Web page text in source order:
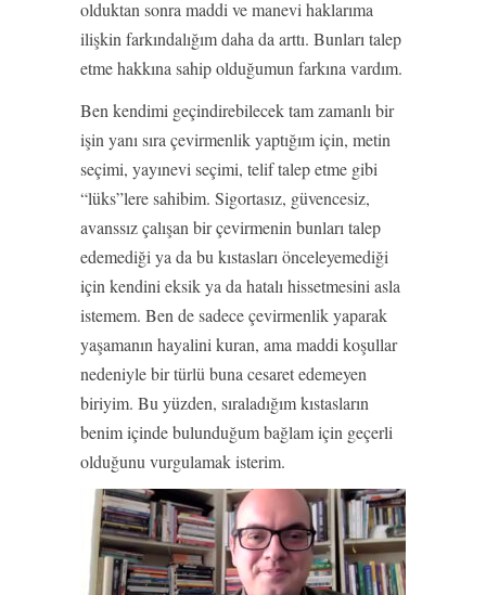
olduktan sonra maddi ve manevi haklarıma
ilişkin farkındalığım daha da arttı. Bunları talep
etme hakkına sahip olduğumun farkına vardım.
Ben kendimi geçindirebilecek tam zamanlı bir
işin yanı sıra çevirmenlik yaptığım için, metin
seçimi, yayınevi seçimi, telif talep etme gibi
“lüks”lere sahibim. Sigortasız, güvencesiz,
avanssız çalışan bir çevirmenin bunları talep
edemediği ya da bu kıstasları önceleyemediği
için kendini eksik ya da hatalı hissetmesini asla
istemem. Ben de sadece çevirmenlik yaparak
yaşamanın hayalini kuran, ama maddi koşullar
nedeniyle bir türlü buna cesaret edemeyen
biriyim. Bu yüzden, sıraladığım kıstasların
benim içinde bulunduğum bağlam için geçerli
olduğunu vurgulamak isterim.